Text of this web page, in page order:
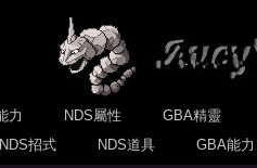
力 NDS屬性
GBA精靈
NDS招式 NDS道具 GBA能